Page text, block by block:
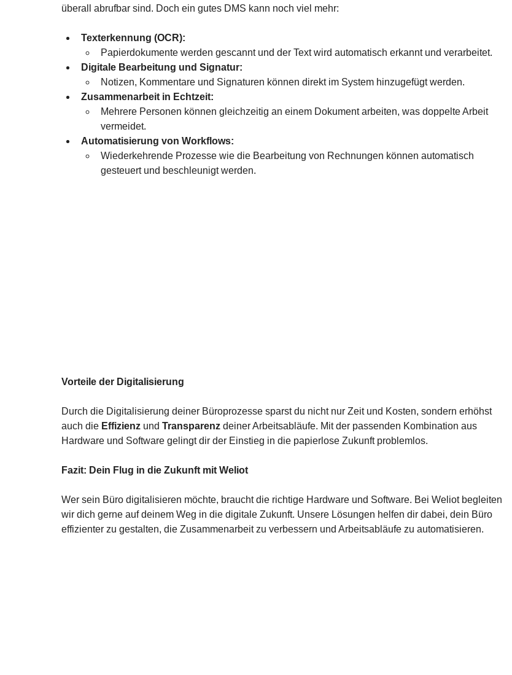
überall abrufbar sind. Doch ein gutes DMS kann noch viel mehr:
Texterkennung (OCR):
Papierdokumente werden gescannt und der Text wird automatisch erkannt und verarbeitet.
Digitale Bearbeitung und Signatur:
Notizen, Kommentare und Signaturen können direkt im System hinzugefügt werden.
Zusammenarbeit in Echtzeit:
Mehrere Personen können gleichzeitig an einem Dokument arbeiten, was doppelte Arbeit
vermeidet.
Automatisierung von Workflows:
Wiederkehrende Prozesse wie die Bearbeitung von Rechnungen können automatisch
gesteuert und beschleunigt werden.
Vorteile der Digitalisierung
Durch die Digitalisierung deiner Büroprozesse sparst du nicht nur Zeit und Kosten, sondern erhöhst
auch die Effizienz und Transparenz deiner Arbeitsabläufe. Mit der passenden Kombination aus
Hardware und Software gelingt dir der Einstieg in die papierlose Zukunft problemlos.
Fazit: Dein Flug in die Zukunft mit Weliot
Wer sein Büro digitalisieren möchte, braucht die richtige Hardware und Software. Bei Weliot begleiten
wir dich gerne auf deinem Weg in die digitale Zukunft. Unsere Lösungen helfen dir dabei, dein Büro
effizienter zu gestalten, die Zusammenarbeit zu verbessern und Arbeitsabläufe zu automatisieren.